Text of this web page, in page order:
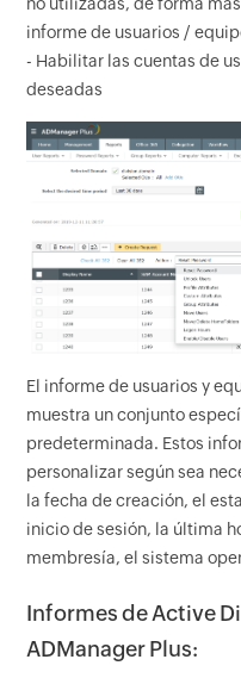
no utilizadas, de forma
informe de usuarios /
- Habilitar las cuentas de
deseadas
El informe de usuarios y
muestra un conjunto
predeterminada. Estos
personalizar según sea
la fecha de creación, el
inicio de sesión, la última
membresía, el sistema
Informes de Active
ADManager Plus: